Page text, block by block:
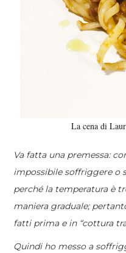
La cena di
Va fatta una premessa:
impossibile soffriggere o
perché la temperatura è
maniera graduale;
fatti prima e in “cottura
Quindi ho messo a